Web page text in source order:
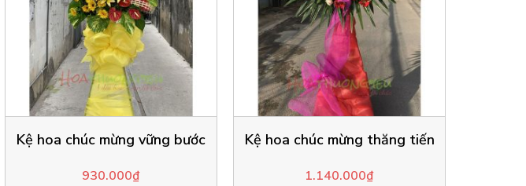
Kệ hoa chúc mừng vững bước
930.000₫
Kệ hoa chúc mừng thăng tiến
1.140.000₫